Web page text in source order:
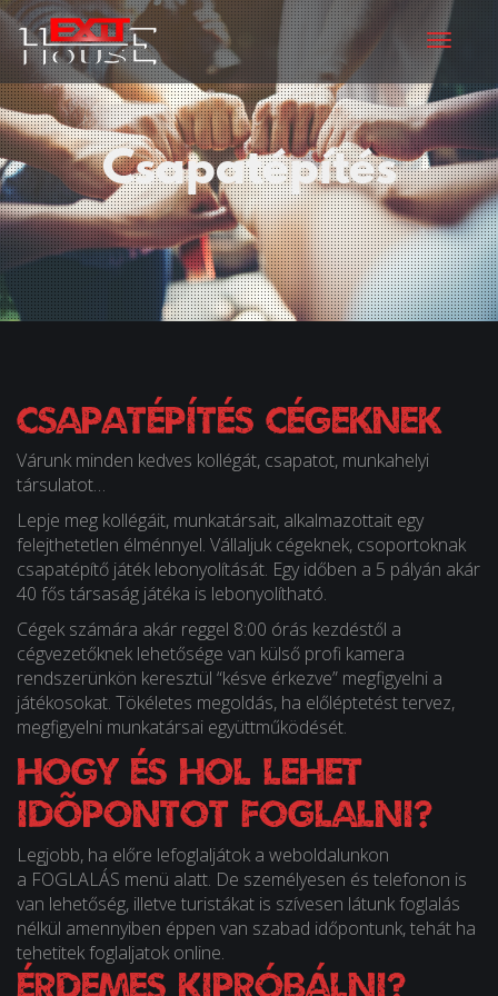
Csapatépítés
Csapatépítés cégeknek
Várunk minden kedves kollégát, csapatot, munkahelyi
társulatot…
Lepje meg kollégáit, munkatársait, alkalmazottait egy
felejthetetlen élménnyel. Vállaljuk cégeknek, csoportoknak
csapatépítő játék lebonyolítását. Egy időben a 5 pályán akár
40 fős társaság játéka is lebonyolítható.
Cégek számára akár reggel 8:00 órás kezdéstől a
cégvezetőknek lehetősége van külső profi kamera
rendszerünkön keresztül “késve érkezve” megfigyelni a
játékosokat. Tökéletes megoldás, ha előléptetést tervez,
megfigyelni munkatársai együttműködését.
Hogy és hol lehet
idõpontot foglalni?
Legjobb, ha előre lefoglaljátok a weboldalunkon
a FOGLALÁS menü alatt. De személyesen és telefonon is
van lehetőség, illetve turistákat is szívesen látunk foglalás
nélkül amennyiben éppen van szabad időpontunk, tehát ha
tehetitek foglaljatok online.
Érdemes kipróbálni?